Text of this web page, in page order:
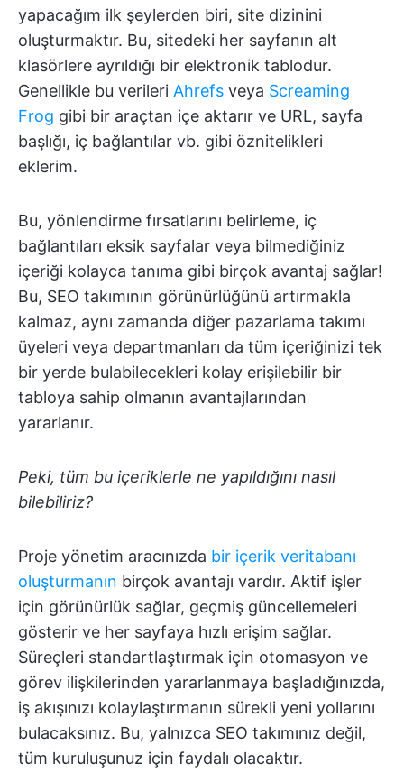
yapacağım ilk şeylerden biri, site dizinini
oluşturmaktır. Bu, sitedeki her sayfanın alt
klasörlere ayrıldığı bir elektronik tablodur.
Genellikle bu verileri Ahrefs veya Screaming
Frog gibi bir araçtan içe aktarır ve URL, sayfa
başlığı, iç bağlantılar vb. gibi öznitelikleri
eklerim.
Bu, yönlendirme fırsatlarını belirleme, iç
bağlantıları eksik sayfalar veya bilmediğiniz
içeriği kolayca tanıma gibi birçok avantaj sağlar!
Bu, SEO takımının görünürlüğünü artırmakla
kalmaz, aynı zamanda diğer pazarlama takımı
üyeleri veya departmanları da tüm içeriğinizi tek
bir yerde bulabilecekleri kolay erişilebilir bir
tabloya sahip olmanın avantajlarından
yararlanır.
Peki, tüm bu içeriklerle ne yapıldığını nasıl
bilebiliriz?
Proje yönetim aracınızda bir içerik veritabanı
oluşturmanın birçok avantajı vardır. Aktif işler
için görünürlük sağlar, geçmiş güncellemeleri
gösterir ve her sayfaya hızlı erişim sağlar.
Süreçleri standartlaştırmak için otomasyon ve
görev ilişkilerinden yararlanmaya başladığınızda,
iş akışınızı kolaylaştırmanın sürekli yeni yollarını
bulacaksınız. Bu, yalnızca SEO takımınız değil,
tüm kuruluşunuz için faydalı olacaktır.